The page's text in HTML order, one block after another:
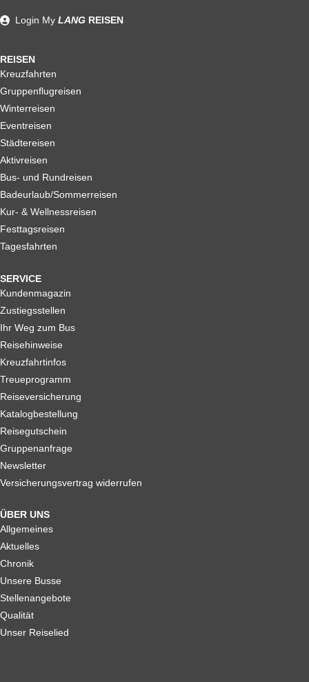
REISEN
Kreuzfahrten
Gruppenflugreisen
Winterreisen
Eventreisen
Städtereisen
Aktivreisen
Bus- und Rundreisen
Badeurlaub/Sommerreisen
Kur- & Wellnessreisen
Festtagsreisen
Tagesfahrten
SERVICE
Kundenmagazin
Zustiegsstellen
Ihr Weg zum Bus
Reisehinweise
Kreuzfahrtinfos
Treueprogramm
Reiseversicherung
Katalogbestellung
Reisegutschein
Gruppenanfrage
Newsletter
Versicherungsvertrag widerrufen
ÜBER UNS
Allgemeines
Aktuelles
Chronik
Unsere Busse
Stellenangebote
Qualität
Unser Reiselied
Login My LANG REISEN